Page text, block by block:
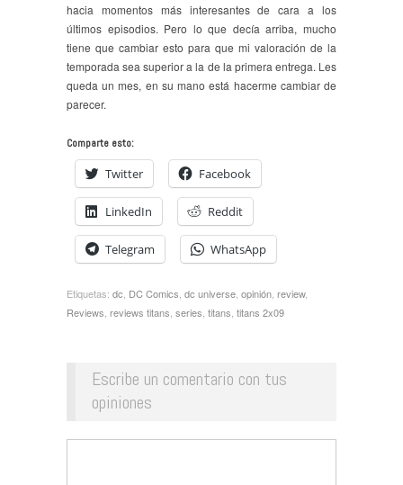
hacia momentos más interesantes de cara a los
últimos episodios. Pero lo que decía arriba, mucho
tiene que cambiar esto para que mi valoración de la
temporada sea superior a la de la primera entrega. Les
queda un mes, en su mano está hacerme cambiar de
parecer.
Comparte esto:
Twitter Facebook
LinkedIn Reddit
Telegram WhatsApp
Etiquetas: dc DC Comics dc universe opinión review,
Reviews reviews titans series titans titans 2x09
Escribe un comentario con tus
opiniones